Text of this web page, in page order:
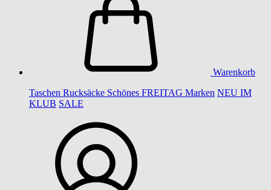
Warenkorb
Taschen Rucksäcke Schönes FREITAG Marken NEU IM
KLUB SALE